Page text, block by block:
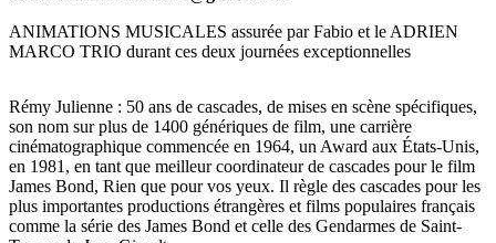
ANIMATIONS MUSICALES assurée par Fabio et le ADRIEN
MARCO TRIO durant ces deux journées exceptionnelles
Rémy Julienne : 50 ans de cascades, de mises en scène spécifiques,
son nom sur plus de 1400 génériques de film, une carrière
cinématographique commencée en 1964, un Award aux États-Unis,
en 1981, en tant que meilleur coordinateur de cascades pour le film
James Bond, Rien que pour vos yeux. Il règle des cascades pour les
plus importantes productions étrangères et films populaires français
comme la série des James Bond et celle des Gendarmes de Saint-